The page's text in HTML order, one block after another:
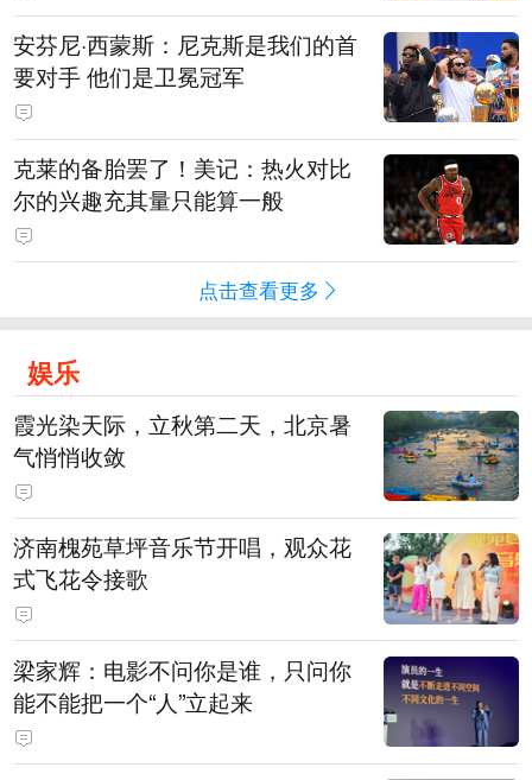
安芬尼·西蒙斯：尼克斯是我们的首
要对手 他们是卫冕冠军
克莱的备胎罢了！美记：热火对比
尔的兴趣充其量只能算一般
点击查看更多
娱乐
霞光染天际，立秋第二天，北京暑
气悄悄收敛
济南槐苑草坪音乐节开唱，观众花
式飞花令接歌
梁家辉：电影不问你是谁，只问你
能不能把一个“人”立起来